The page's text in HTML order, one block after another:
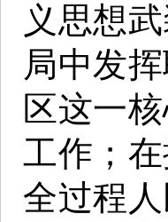
义思想
局中发
区这一
工作；
全过程